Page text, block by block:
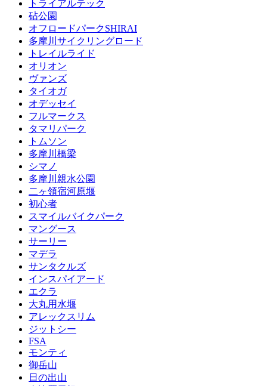
トライアルテック
砧公園
オフロードパークSHIRAI
多摩川サイクリングロード
トレイルライド
オリオン
ヴァンズ
タイオガ
オデッセイ
フルマークス
タマリパーク
トムソン
多摩川橋梁
シマノ
多摩川親水公園
二ヶ領宿河原堰
初心者
スマイルバイクパーク
マングース
サーリー
マデラ
サンタクルズ
インスパイアード
エクラ
大丸用水堰
アレックスリム
ジットシー
FSA
モンティ
御岳山
日の出山